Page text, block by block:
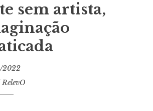
sem artista,
2022